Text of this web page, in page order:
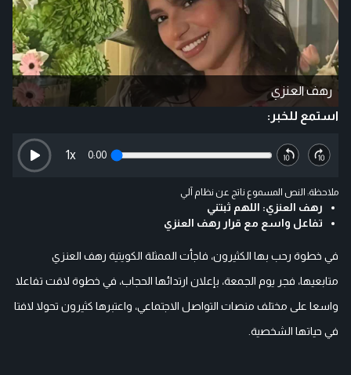
رهف العنزي
استمع للخبر:
0:00
1x
ملاحظة: النص المسموع ناتج عن نظام آلي
رهف العنزي: اللهم ثبتني
تفاعل واسع مع قرار رهف العنزي
في خطوة رحب بها الكثيرون، فاجأت الممثلة الكويتية رهف العنزي
متابعيها، فجر يوم الجمعة، بإعلان ارتدائها الحجاب، في خطوة لاقت تفاعلا
واسعا على مختلف منصات التواصل الاجتماعي، واعتبرها كثيرون تحولا لافتا
في حياتها الشخصية.